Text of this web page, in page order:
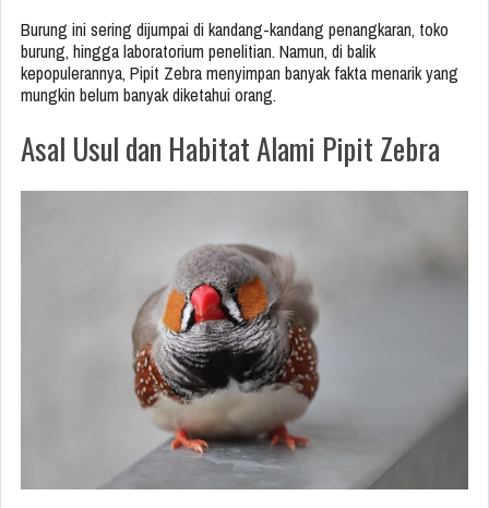
Burung ini sering dijumpai di kandang-kandang penangkaran, toko
burung, hingga laboratorium penelitian. Namun, di balik
kepopulerannya, Pipit Zebra menyimpan banyak fakta menarik yang
mungkin belum banyak diketahui orang.
Asal Usul dan Habitat Alami Pipit Zebra